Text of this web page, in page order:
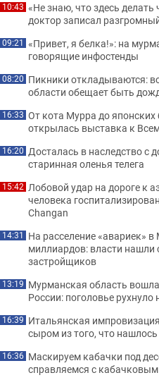
10:43 «Не знаю, что здесь
доктор записал
09:21 «Привет, я белка!»: на
говорящие инфостенды
08:20 Пикники откладываются:
области обещает быть
16:33 От кота Мурра до японских
открылась выставка к
16:20 Досталась в наследство с
старинная оленья телега
15:42 Лобовой удар на дороге к
человека
Changan
14:31 На расселение «авариек»
миллиардов: власти нашли
застройщиков
13:19 Мурманская область
России: поголовье рухнуло
16:39 Итальянская
сыром из того, что
16:36 Маскируем кабачки под
справляемся с